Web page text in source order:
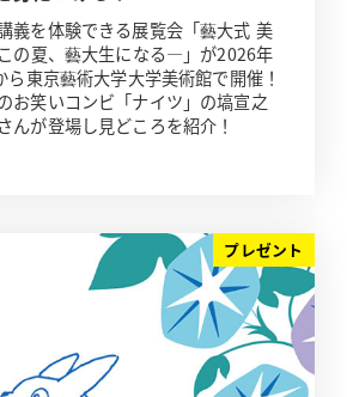
義を体験できる展覧会「藝大式 美
の夏、藝大生になる―」が2026年
東京藝術大学大学美術館で開催！
お笑いコンビ「ナイツ」の塙宣之
んが登場し見どころを紹介！
プレゼント